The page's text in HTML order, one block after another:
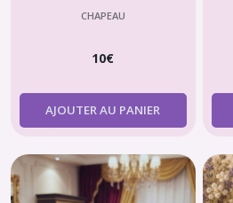
Blanche et Rouge pour
CHAPEAU
10€
AJOUTER AU PANIER